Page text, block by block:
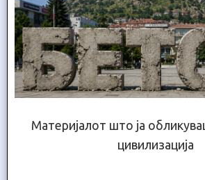
Материјалот што ја
цивилизација